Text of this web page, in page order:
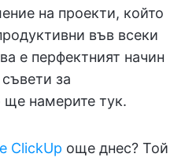
на проекти, който
във всеки
е перфектният начин
за
ще намерите тук.
ClickUp още днес? Той